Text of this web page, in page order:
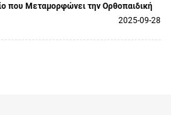
που Μεταμορφώνει την Ορθοπαιδική
2025-09-28